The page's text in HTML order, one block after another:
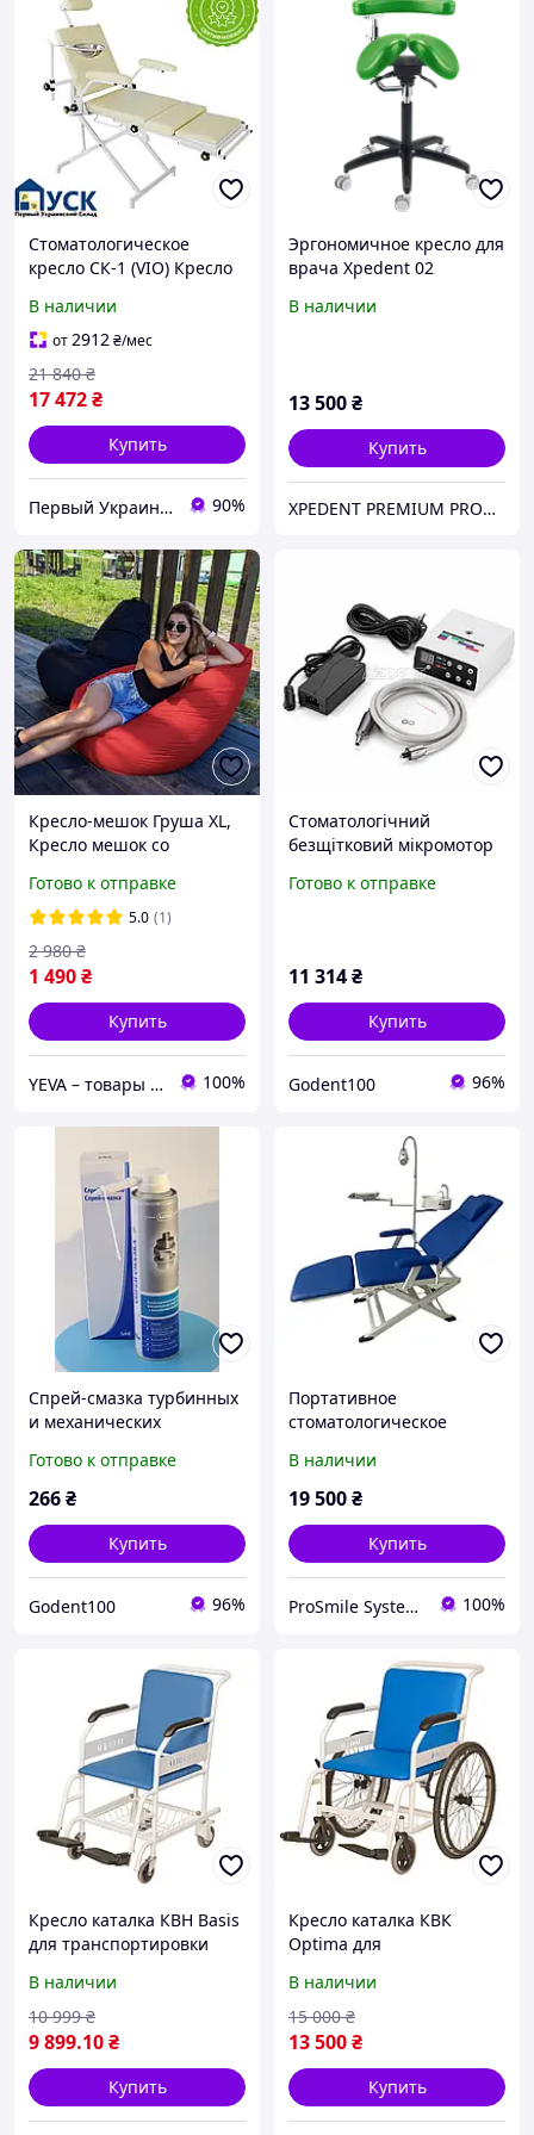
Стоматологическое
кресло СК-1 (VIO) Кресло
кабинета
В наличии
от2912₴/мес
17 472₴
21 840 ₴
Купить
Первый Украинский Склад 90%
Эргономичное кресло для
врача Xpedent 02
В наличии
13 500₴
Купить
XPЕDENT PREMIUM PRODUCTS
Кресло-мешок Груша XL,
Кресло мешок со
Бескаркасные пуфы и
кресла, Кресло мешок для
ребенка
Готово к отправке
5.0 (1)
1 490₴
2 980 ₴
Купить
YEVA – товары для отдыха и новогодний декор 100%
Стоматологічний
безщітковий мікромотор
повишаючих,понижаючи
Готово к отправке
11 314₴
Купить
Godent100 96%
Спрей-смазка турбинных
и механических
(Минеральное масло для
стоматологических
Готово к отправке
266₴
Купить
Godent100 96%
Портативное
стоматологическое
лотком для
инструментария
В наличии
19 500₴
Купить
ProSmile Systems 100%
Кресло каталка КВН Basis
для транспортировки
В наличии
9 899.10₴
10 999 ₴
Купить
Кресло каталка КВК
Optima для
пациентов МедМаркет
В наличии
13 500₴
15 000 ₴
Купить